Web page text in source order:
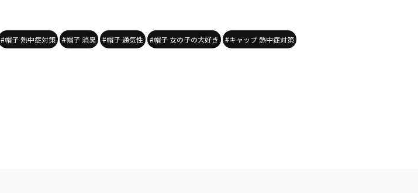
#帽子 熱中症対策 #帽子 消臭 #帽子 通気性 #帽子 女の子の大好き #キャップ 熱中症対策